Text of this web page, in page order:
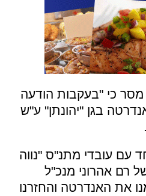
מסר כי "בעקבות הודעה
בגן "יהונתן" ע"ש
עם עובדי מתנ"ס "נווה
רם אהרוני מנכ"ל
את האנדרטה והחזרנו